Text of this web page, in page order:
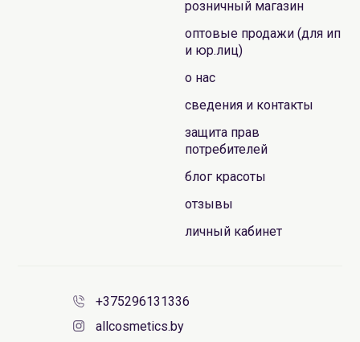
розничный магазин
оптовые продажи (для ип
и юр.лиц)
о нас
сведения и контакты
защита прав
потребителей
блог красоты
отзывы
личный кабинет
+375296131336
allcosmetics.by